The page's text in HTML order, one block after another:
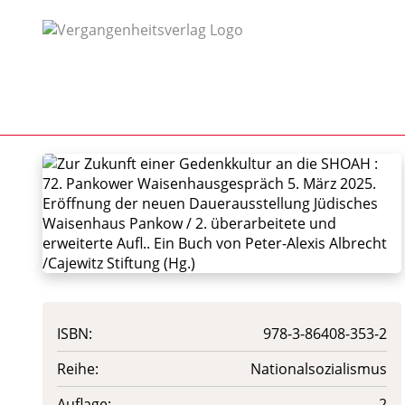
ISBN:
978-3-86408-353-2
Reihe:
Nationalsozialismus